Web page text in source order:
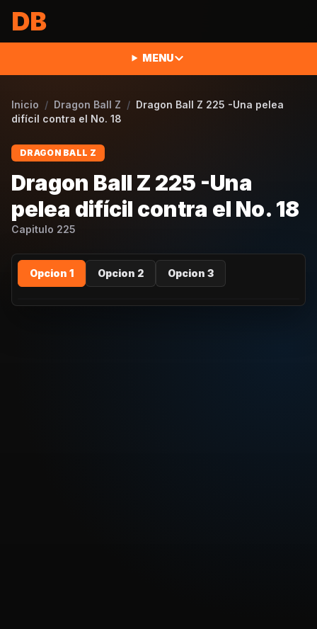
DB
MENU
Inicio / Dragon Ball Z / Dragon Ball Z 225 -Una pelea
difícil contra el No. 18
DRAGON BALL Z
Dragon Ball Z 225 -Una
pelea difícil contra el No. 18
Capitulo 225
Opcion 1 Opcion 2 Opcion 3